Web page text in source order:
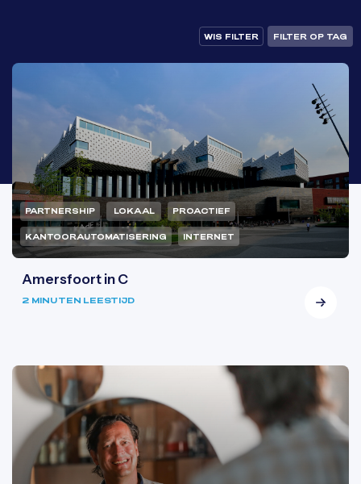
WIS FILTER FILTER OP TAG
PARTNERSHIP LOKAAL PROACTIEF
KANTOORAUTOMATISERING INTERNET
Amersfoort in C
2 MINUTEN LEESTIJD